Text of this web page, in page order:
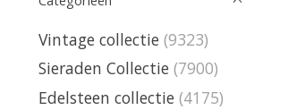
Vintage collectie (9323)
Sieraden Collectie (7900)
Edelsteen collectie (4175)